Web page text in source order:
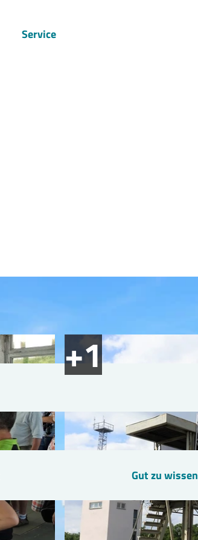
Service
Gut zu wissen